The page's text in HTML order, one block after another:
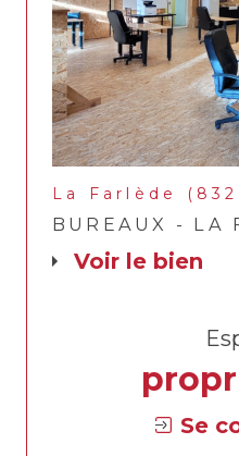
La Farlède
BUREAUX - LA
voir le bien
Se